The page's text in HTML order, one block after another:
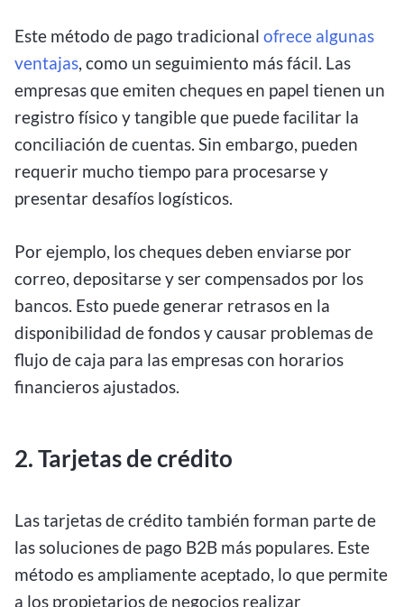
Este método de pago tradicional ofrece algunas
ventajas, como un seguimiento más fácil. Las
empresas que emiten cheques en papel tienen un
registro físico y tangible que puede facilitar la
conciliación de cuentas. Sin embargo, pueden
requerir mucho tiempo para procesarse y
presentar desafíos logísticos.
Por ejemplo, los cheques deben enviarse por
correo, depositarse y ser compensados por los
bancos. Esto puede generar retrasos en la
disponibilidad de fondos y causar problemas de
flujo de caja para las empresas con horarios
financieros ajustados.
2. Tarjetas de crédito
Las tarjetas de crédito también forman parte de
las soluciones de pago B2B más populares. Este
método es ampliamente aceptado, lo que permite
a los propietarios de negocios realizar